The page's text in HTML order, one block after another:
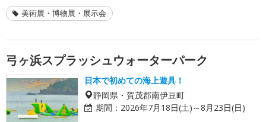
美術展・博物展・展示会
弓ヶ浜スプラッシュウォーターパーク
日本で初めての海上遊具！
静岡県・賀茂郡南伊豆町
期間： 2026年7月18日(土)～8月23日(日)